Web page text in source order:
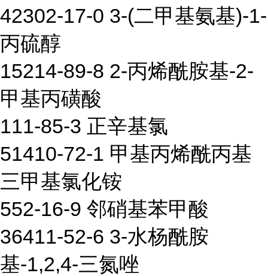
42302-17-0 3-(二甲基氨基)-1-
丙硫醇
15214-89-8 2-丙烯酰胺基-2-
甲基丙磺酸
111-85-3 正辛基氯
51410-72-1 甲基丙烯酰丙基
三甲基氯化铵
552-16-9 邻硝基苯甲酸
36411-52-6 3-水杨酰胺
基-1,2,4-三氮唑